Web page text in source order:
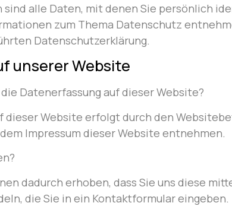
sind alle Daten, mit denen Sie persönlich
zum Thema Datenschutz
Datenschutzerklärung.
unserer Website
Datenerfassung auf dieser Website?
dieser Website erfolgt durch den
Impressum dieser Website entnehmen.
dadurch erhoben, dass Sie uns diese
die Sie in ein Kontaktformular eingeben.